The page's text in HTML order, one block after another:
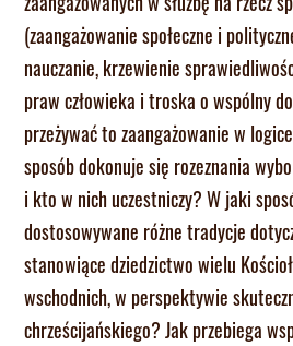
(zaangażowanie społeczne i
nauczanie, krzewienie
praw człowieka i troska o wspólny
przeżywać to zaangażowanie w
sposób dokonuje się rozeznania
i kto w nich uczestniczy? W jaki
dostosowywane różne tradycje
stanowiące dziedzictwo wielu
wschodnich, w perspektywie
chrześcijańskiego? Jak przebiega